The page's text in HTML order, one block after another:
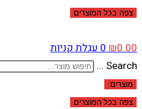
צפה בכל המוצרים
₪0.00
0עגלת קניות
Search ...
מוצרים:
צפה בכל המוצרים